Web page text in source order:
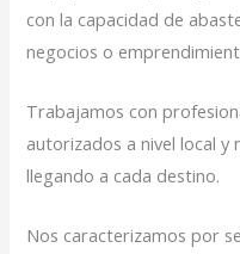
con la capacidad de
negocios o
Trabajamos con
autorizados a nivel local y
llegando a cada destino.
Nos caracterizamos por